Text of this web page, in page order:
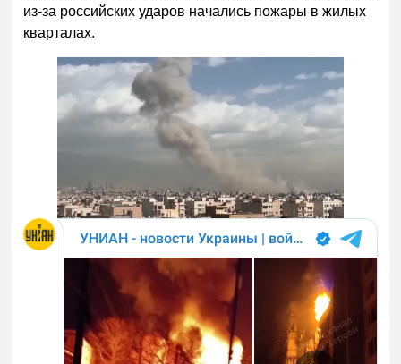
из-за российских ударов начались пожары в жилых
кварталах.